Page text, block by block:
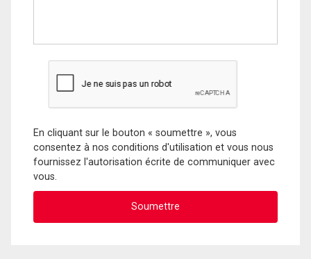
En cliquant sur le bouton « soumettre », vous
consentez à nos conditions d'utilisation et vous nous
fournissez l'autorisation écrite de communiquer avec
vous.